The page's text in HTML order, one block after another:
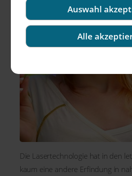
Auswahl
Alle
Die Lasertechnologie hat in den
kaum eine andere Erfindung in